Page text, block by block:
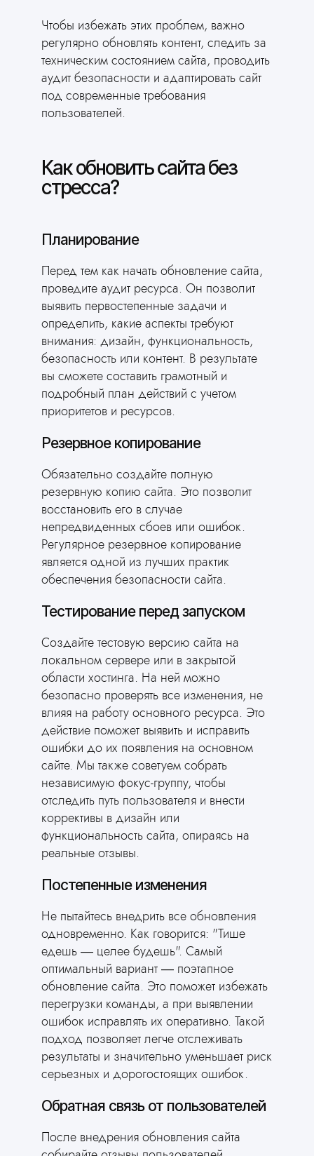
Чтобы избежать этих проблем, важно
регулярно обновлять контент, следить за
техническим состоянием сайта, проводить
аудит безопасности и адаптировать сайт
под современные требования
пользователей.
Как обновить сайта без
стресса?
Планирование
Перед тем как начать обновление сайта,
проведите аудит ресурса. Он позволит
выявить первостепенные задачи и
определить, какие аспекты требуют
внимания: дизайн, функциональность,
безопасность или контент. В результате
вы сможете составить грамотный и
подробный план действий с учетом
приоритетов и ресурсов.
Резервное копирование
Обязательно создайте полную
резервную копию сайта. Это позволит
восстановить его в случае
непредвиденных сбоев или ошибок.
Регулярное резервное копирование
является одной из лучших практик
обеспечения безопасности сайта.
Тестирование перед запуском
Создайте тестовую версию сайта на
локальном сервере или в закрытой
области хостинга. На ней можно
безопасно проверять все изменения, не
влияя на работу основного ресурса. Это
действие поможет выявить и исправить
ошибки до их появления на основном
сайте. Мы также советуем собрать
независимую фокус-группу, чтобы
отследить путь пользователя и внести
коррективы в дизайн или
функциональность сайта, опираясь на
реальные отзывы.
Постепенные изменения
Не пытайтесь внедрить все обновления
одновременно. Как говорится: "Тише
едешь — целее будешь". Самый
оптимальный вариант — поэтапное
обновление сайта. Это поможет избежать
перегрузки команды, а при выявлении
ошибок исправлять их оперативно. Такой
подход позволяет легче отслеживать
результаты и значительно уменьшает риск
серьезных и дорогостоящих ошибок.
Обратная связь от пользователей
После внедрения обновления сайта